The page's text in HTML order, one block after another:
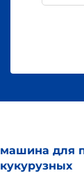
машина для
кукурузных